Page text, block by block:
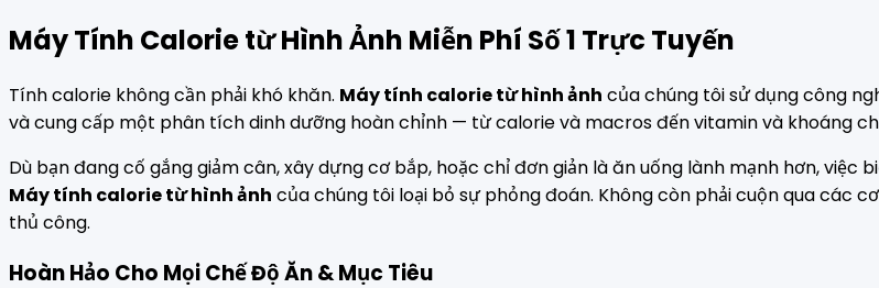
Máy Tính Calorie từ Hình Ảnh Miễn Phí Số 1 Trực Tuyến
Tính calorie không cần phải khó khăn. Máy tính calorie từ hình ảnh của chúng tôi sử dụng công
và cung cấp một phân tích dinh dưỡng hoàn chỉnh — từ calorie và macros đến vitamin và khoáng
Dù bạn đang cố gắng giảm cân, xây dựng cơ bắp, hoặc chỉ đơn giản là ăn uống lành mạnh hơn,
Máy tính calorie từ hình ảnh của chúng tôi loại bỏ sự phỏng đoán. Không còn phải cuộn qua
thủ công.
Hoàn Hảo Cho Mọi Chế Độ Ăn & Mục Tiêu